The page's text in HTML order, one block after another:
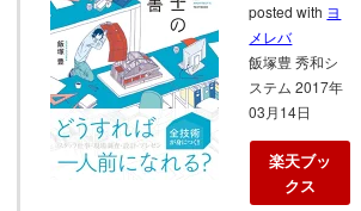
posted with ヨ
メレバ
飯塚豊 秀和シ
ステム 2017年
03月14日
楽天ブッ
クス